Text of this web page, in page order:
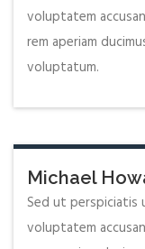
voluptatem
rem aperiam
voluptatum.
Michael
Sed ut perspiciatis
voluptatem